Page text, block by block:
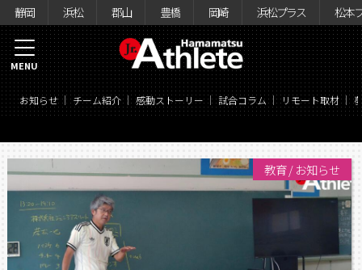
静岡 浜松 郡山 豊橋 岡崎 浜松プラス 松本
お知らせ チーム紹介 感動ストーリー 試合コラム リモート取材
MENU
教育/お知らせ